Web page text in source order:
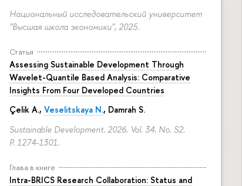
Национальный исследовательский университет
"Высшая школа экономики", 2025.
Статья
Assessing Sustainable Development Through
Wavelet-Quantile Based Analysis: Comparative
Insights From Four Developed Countries
Çelik A., Veselitskaya N., Damrah S.
Sustainable Development. 2026. Vol. 34. No. S2.
P. 1274-1301.
Глава в книге
Intra-BRICS Research Collaboration: Status and